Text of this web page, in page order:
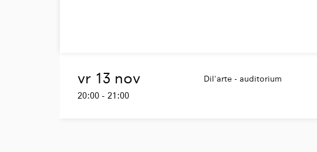
vr 13 nov
20:00 - 21:00
Dil'arte - auditorium